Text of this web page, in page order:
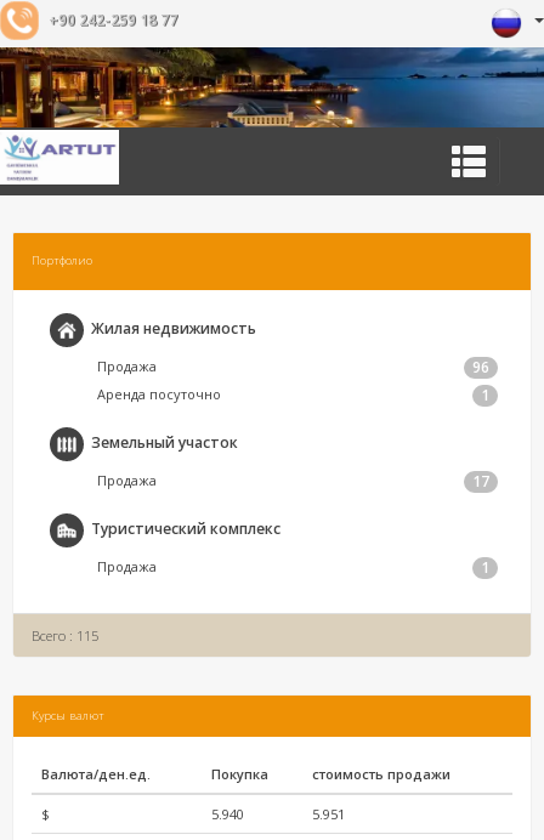
+90 242-259 18 77
Портфолио
Жилая недвижимость
Продажа 96
Аренда посуточно 1
Земельный участок
Продажа 17
Туристический комплекс
Продажа 1
Всего : 115
Курсы валют
Валюта/ден.ед. Покупка стоимость продажи
$ 5.940 5.951